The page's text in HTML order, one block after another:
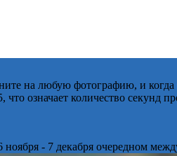
на любую фотографию, и
означает количество секунд
- 7 декабря очередном